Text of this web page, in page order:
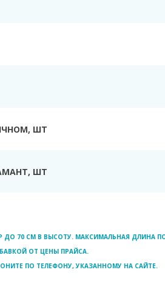
ШТ
ШТ
70 СМ В ВЫСОТУ. МАКСИМАЛЬНАЯ ДЛИНА
ОТ ЦЕНЫ ПРАЙСА.
ПО ТЕЛЕФОНУ, УКАЗАННОМУ НА САЙТЕ.